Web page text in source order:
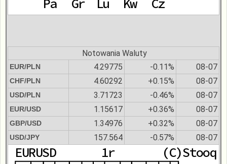
Notowania Waluty
EUR/PLN 4.29775 -0.11% 08-07
CHF/PLN 4.60292 +0.15% 08-07
USD/PLN 3.71723 -0.46% 08-07
EUR/USD 1.15617 +0.36% 08-07
GBP/USD 1.34976 +0.32% 08-07
USD/JPY 157.564 -0.57% 08-07